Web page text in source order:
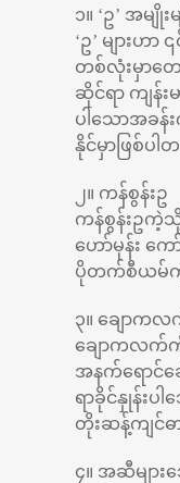
၁။ ‘ဥ’ အမျိုး
‘ဥ’ များ
တစ်လုံးမှာတေ
ဆိုင်ရာ ကျန်း
ပါသောအခန်
နိုင်မှာဖြစ်ပါ
၂။ ကန်စွန်းဥ
ကန်စွန်းဥကဲ့
ဟော်မုန်း က
ပိုတက်စီယမ်ကဲ့သို့
၃။ ချောက
ချောကလက်
အနက်ရောင်
ရာခိုင်နှုန်းပ
တိုးဆန့်ကျင်ဓာ
၄။ အဆီများသ